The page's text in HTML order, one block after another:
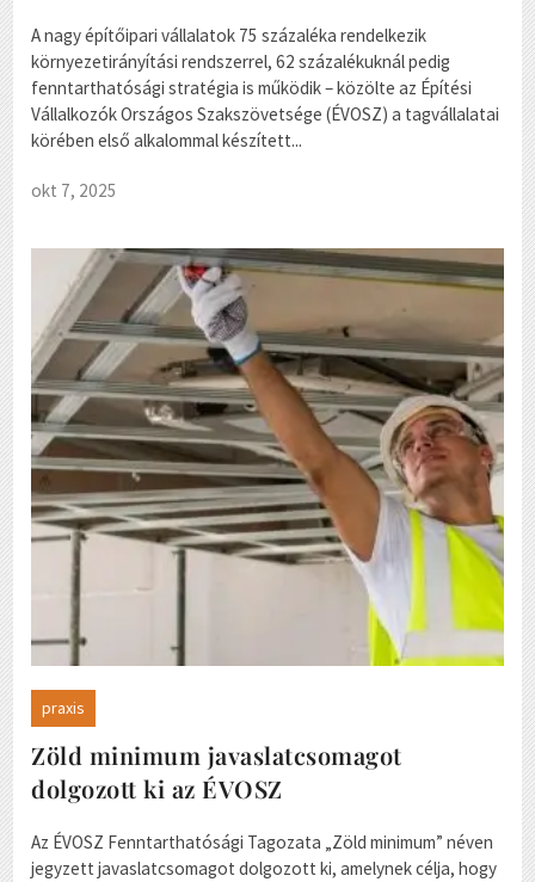
A nagy építőipari vállalatok 75 százaléka rendelkezik
környezetirányítási rendszerrel, 62 százalékuknál pedig
fenntarthatósági stratégia is működik – közölte az Építési
Vállalkozók Országos Szakszövetsége (ÉVOSZ) a tagvállalatai
körében első alkalommal készített...
okt 7, 2025
praxis
Zöld minimum javaslatcsomagot
dolgozott ki az ÉVOSZ
Az ÉVOSZ Fenntarthatósági Tagozata „Zöld minimum” néven
jegyzett javaslatcsomagot dolgozott ki, amelynek célja, hogy